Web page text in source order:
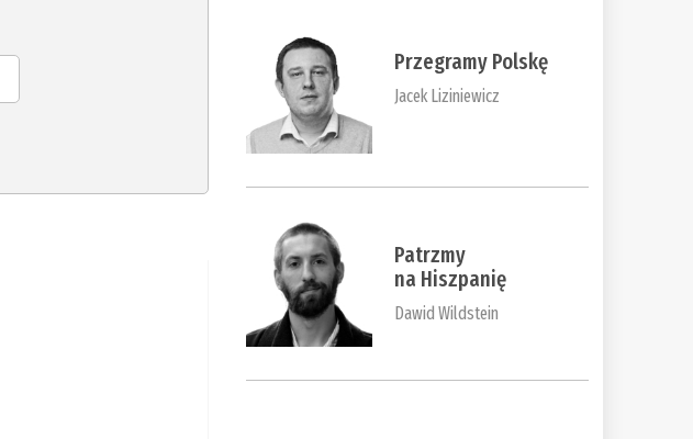
Przegramy Polskę
Jacek Liziniewicz
Patrzmy
na Hiszpanię
Dawid Wildstein